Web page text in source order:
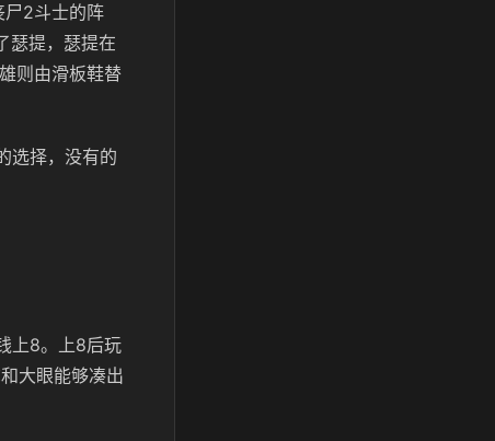
尸2斗士的阵
瑟提，瑟提在
则由滑板鞋替
选择，没有的
上8。上8后玩
大眼能够凑出